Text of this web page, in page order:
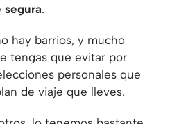
segura.
hay barrios, y mucho
tengas que evitar por
personales que
de viaje que lleves.